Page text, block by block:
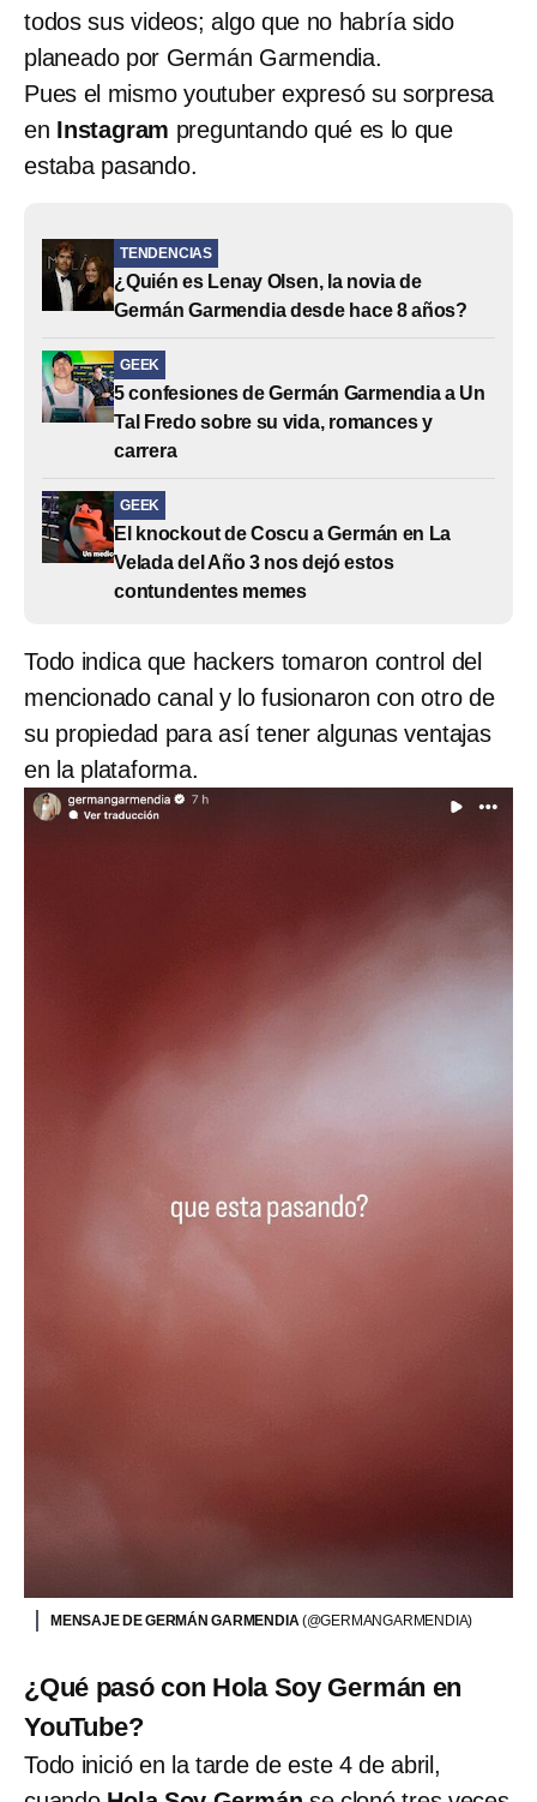
todos sus videos; algo que no habría sido
planeado por Germán Garmendia.
Pues el mismo youtuber expresó su sorpresa
en Instagram preguntando qué es lo que
estaba pasando.
TENDENCIAS
¿Quién es Lenay Olsen, la novia de
Germán Garmendia desde hace 8 años?
GEEK
5 confesiones de Germán Garmendia a Un
Tal Fredo sobre su vida, romances y
carrera
GEEK
El knockout de Coscu a Germán en La
Velada del Año 3 nos dejó estos
contundentes memes
Todo indica que hackers tomaron control del
mencionado canal y lo fusionaron con otro de
su propiedad para así tener algunas ventajas
en la plataforma.
MENSAJE DE GERMÁN GARMENDIA(@GERMANGARMENDIA)
¿Qué pasó con Hola Soy Germán en
YouTube?
Todo inició en la tarde de este 4 de abril,